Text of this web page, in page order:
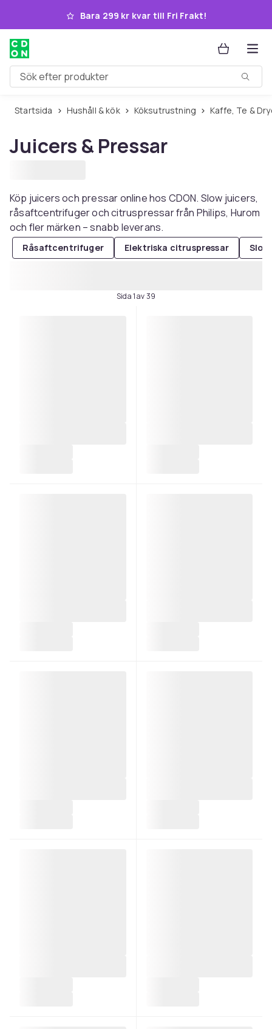
Hoppa till huvudinnehållet
Bara 299 kr kvar till Fri Frakt!
Sök efter produkter
Startsida Hushåll & kök Köksutrustning Kaffe, Te &
Juicers & Pressar
Köp juicers och pressar online hos CDON. Slow juicers,
råsaftcentrifuger och citruspressar från Philips, Hurom
och fler märken – snabb leverans.
Råsaftcentrifuger Elektriska citruspressar
Sida 1 av 39